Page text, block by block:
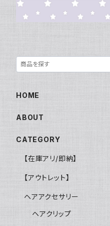
HOME
ABOUT
CATEGORY
【在庫アリ/即納】
【アウトレット】
ヘアアクセサリー
ヘアクリップ